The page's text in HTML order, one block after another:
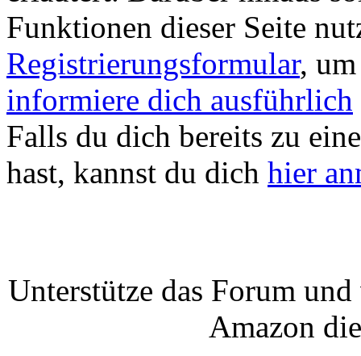
Funktionen dieser Seite
Registrierungsformular,
informiere dich ausführlich
Falls du dich bereits zu
hast, kannst du dich hier
Unterstütze das Forum
Amazon